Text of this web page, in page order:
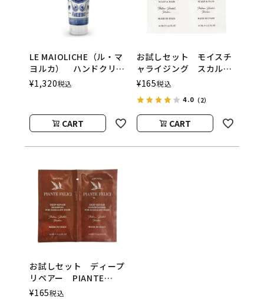
LE MAIOLICHE（ル・マ
ヨルカ） ハンドクリー
ム Mediterranean
Herbs（メディタラニア
ディ）
¥1,320税込
CART
お試しセット モイスチ
ャライジング スカルプ
＆ヘア PIANTE
ーチ）
¥165税込
4.0（2）
CART
お試しセット ディープ
リペアー PIANTE
FELICI（ピアンテフェリ
¥165税込